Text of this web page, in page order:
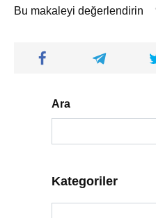
Bu makaleyi değerlendirin
Ara
Kategoriler